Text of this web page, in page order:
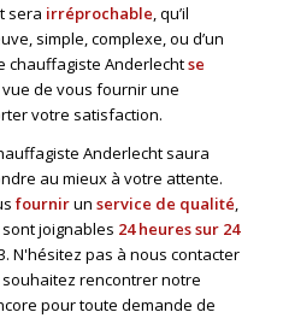
sera irréprochable, qu’il
simple, complexe, ou d’un
chauffagiste Anderlechtse
de vous fournir une
votre satisfaction.
Anderlecht saura
au mieux à votre attente.
fournirun service de qualité,
joignables 24 heures sur 24
. N'hésitez pas à nous contacter
souhaitez rencontrer notre
pour toute demande de